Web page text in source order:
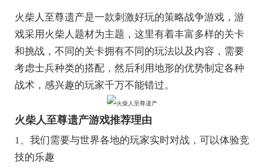
火柴人至尊遗产是一款刺激好玩的策略战争游戏，游
戏采用火柴人题材为主题，这里有着丰富多样的关卡
和挑战，不同的关卡拥有不同的玩法以及内容，需要
考虑士兵种类的搭配，然后利用地形的优势制定各种
战术，感兴趣的玩家千万不能错过。
火柴人至尊遗产游戏推荐理由
1、我们需要与世界各地的玩家实时对战，可以体验竞
技的乐趣